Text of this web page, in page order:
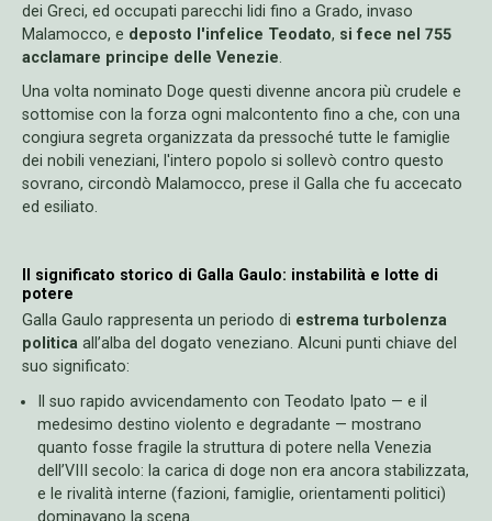
dei Greci, ed occupati parecchi lidi fino a Grado, invaso
Malamocco, e deposto l'infelice Teodato, si fece nel 755
acclamare principe delle Venezie.
Una volta nominato Doge questi divenne ancora più crudele e
sottomise con la forza ogni malcontento fino a che, con una
congiura segreta organizzata da pressoché tutte le famiglie
dei nobili veneziani, l'intero popolo si sollevò contro questo
sovrano, circondò Malamocco, prese il Galla che fu accecato
ed esiliato.
Il significato storico di Galla Gaulo: instabilità e lotte di
potere
Galla Gaulo rappresenta un periodo di estrema turbolenza
politica all’alba del dogato veneziano. Alcuni punti chiave del
suo significato:
Il suo rapido avvicendamento con Teodato Ipato — e il
medesimo destino violento e degradante — mostrano
quanto fosse fragile la struttura di potere nella Venezia
dell’VIII secolo: la carica di doge non era ancora stabilizzata,
e le rivalità interne (fazioni, famiglie, orientamenti politici)